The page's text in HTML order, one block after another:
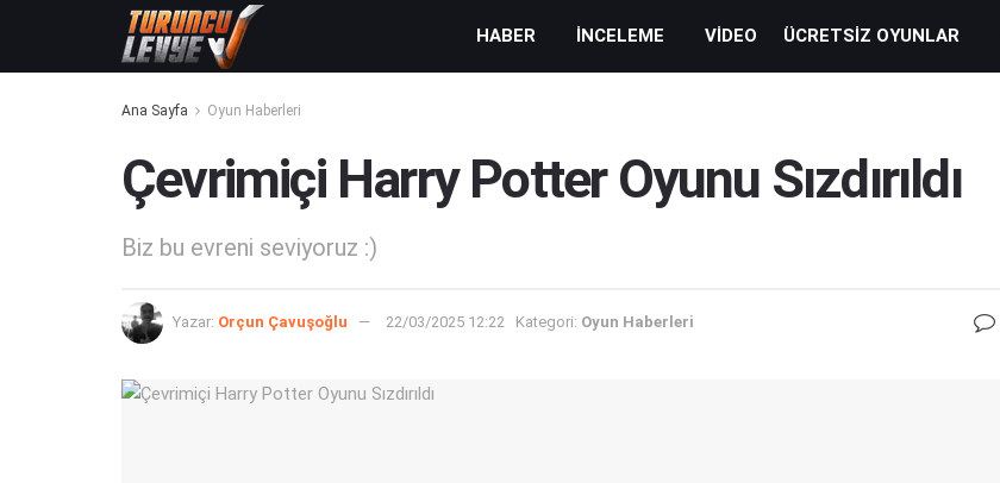
HABER İNCELEME VIDEO ÜCRETSIZ OYUNLAR
Ana Sayfa Oyun Haberleri
Çevrimiçi Harry Potter Oyunu Sızdırıldı
Biz bu evreni seviyoruz :)
Yazar: Orçun Çavuşoğlu 22/03/2025 12:22 Kategori: Oyun Haberleri